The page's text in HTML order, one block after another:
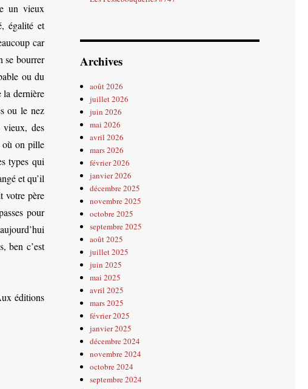
un vieux
égalité et
car
se bourrer
ou du
la dernière
ou le nez
vieux, des
où on pille
types qui
et qu’il
votre père
pour
ben c’est
éditions
Archives
août 2026
juillet 2026
juin 2026
mai 2026
avril 2026
mars 2026
février 2026
janvier 2026
décembre 2025
novembre 2025
octobre 2025
septembre 2025
août 2025
juillet 2025
juin 2025
mai 2025
avril 2025
mars 2025
février 2025
janvier 2025
décembre 2024
novembre 2024
octobre 2024
septembre 2024